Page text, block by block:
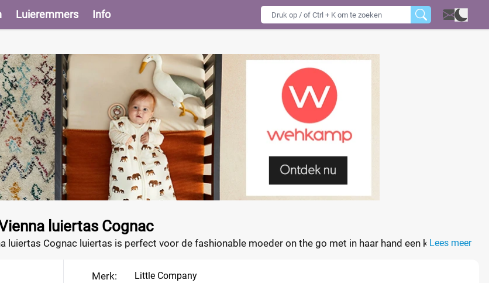
Luieremmers Info
luiertas Cognac
luiertas Cognac luiertas is perfect voor de fashionable moeder on the go met in haar hand een koffie to
Lees meer
Merk:
Little Company